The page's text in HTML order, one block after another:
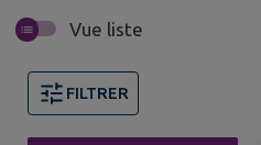
Vue liste
FILTRER